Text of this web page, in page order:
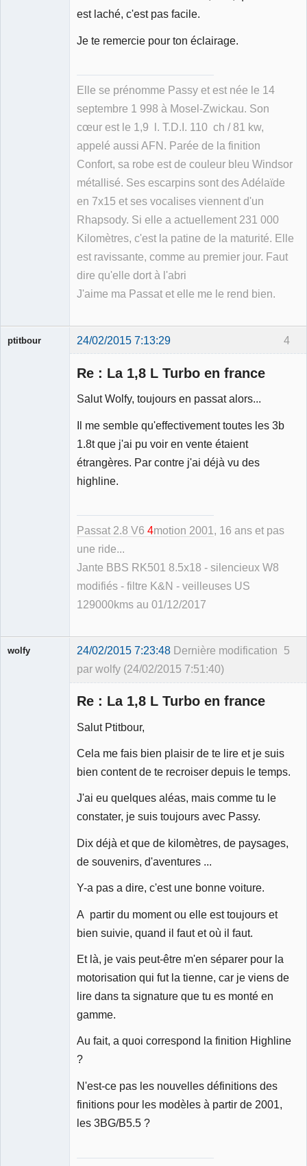
est laché, c'est pas facile.
Je te remercie pour ton éclairage.
Elle se prénomme Passy et est née le 14
septembre 1 998 à Mosel-Zwickau. Son
cœur est le 1,9 l. T.D.I. 110 ch / 81 kw,
appelé aussi AFN. Parée de la finition
Confort, sa robe est de couleur bleu Windsor
métallisé. Ses escarpins sont des Adélaïde
en 7x15 et ses vocalises viennent d'un
Rhapsody. Si elle a actuellement 231 000
Kilomètres, c'est la patine de la maturité. Elle
est ravissante, comme au premier jour. Faut
dire qu'elle dort à l'abri
J'aime ma Passat et elle me le rend bien.
4
ptitbour 24/02/2015 7:13:29
Re : La 1,8 L Turbo en france
Salut Wolfy, toujours en passat alors...
Il me semble qu'effectivement toutes les 3b
1.8t que j'ai pu voir en vente étaient
étrangères. Par contre j'ai déjà vu des
highline.
Passat 2.8 V6 4motion 2001 , 16 ans et pas
une ride...
Jante BBS RK501 8.5x18 - silencieux W8
modifiés - filtre K&N - veilleuses US
129000kms au 01/12/2017
5
wolfy 24/02/2015 7:23:48 Dernière modification
par wolfy (24/02/2015 7:51:40)
Re : La 1,8 L Turbo en france
Salut Ptitbour,
Cela me fais bien plaisir de te lire et je suis
bien content de te recroiser depuis le temps.
J'ai eu quelques aléas, mais comme tu le
constater, je suis toujours avec Passy.
Dix déjà et que de kilomètres, de paysages,
de souvenirs, d'aventures ...
Y-a pas a dire, c'est une bonne voiture.
A partir du moment ou elle est toujours et
bien suivie, quand il faut et où il faut.
Et là, je vais peut-être m'en séparer pour la
motorisation qui fut la tienne, car je viens de
lire dans ta signature que tu es monté en
gamme.
Au fait, a quoi correspond la finition Highline
?
N'est-ce pas les nouvelles définitions des
finitions pour les modèles à partir de 2001,
les 3BG/B5.5 ?